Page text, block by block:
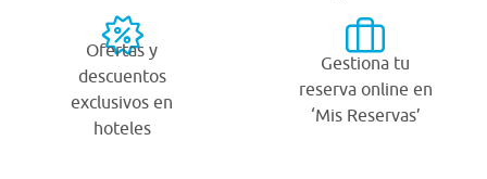
Ofertas y
descuentos
exclusivos en
hoteles
Gestiona tu
reserva online en
‘Mis Reservas’